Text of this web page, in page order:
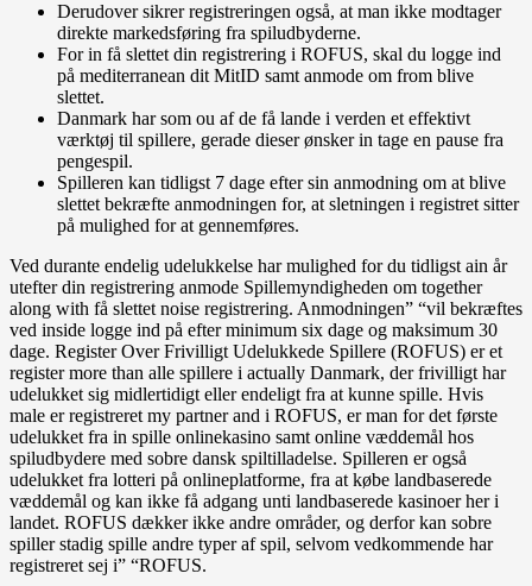
Derudover sikrer registreringen også, at man ikke modtager
direkte markedsføring fra spiludbyderne.
For in få slettet din registrering i ROFUS, skal du logge ind
på mediterranean dit MitID samt anmode om from blive
slettet.
Danmark har som ou af de få lande i verden et effektivt
værktøj til spillere, gerade dieser ønsker in tage en pause fra
pengespil.
Spilleren kan tidligst 7 dage efter sin anmodning om at blive
slettet bekræfte anmodningen for, at sletningen i registret sitter
på mulighed for at gennemføres.
Ved durante endelig udelukkelse har mulighed for du tidligst ain år
utefter din registrering anmode Spillemyndigheden om together
along with få slettet noise registrering. Anmodningen” “vil bekræftes
ved inside logge ind på efter minimum six dage og maksimum 30
dage. Register Over Frivilligt Udelukkede Spillere (ROFUS) er et
register more than alle spillere i actually Danmark, der frivilligt har
udelukket sig midlertidigt eller endeligt fra at kunne spille. Hvis
male er registreret my partner and i ROFUS, er man for det første
udelukket fra in spille onlinekasino samt online væddemål hos
spiludbydere med sobre dansk spiltilladelse. Spilleren er også
udelukket fra lotteri på onlineplatforme, fra at købe landbaserede
væddemål og kan ikke få adgang unti landbaserede kasinoer her i
landet. ROFUS dækker ikke andre områder, og derfor kan sobre
spiller stadig spille andre typer af spil, selvom vedkommende har
registreret sej i” “ROFUS.